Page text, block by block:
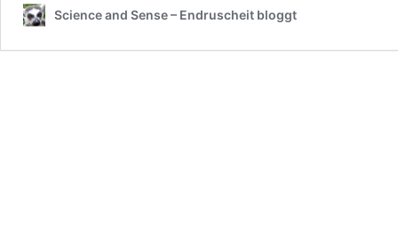
Science and Sense – Endruscheit bloggt